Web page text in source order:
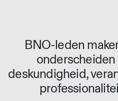
BNO-leden
deskundigheid,